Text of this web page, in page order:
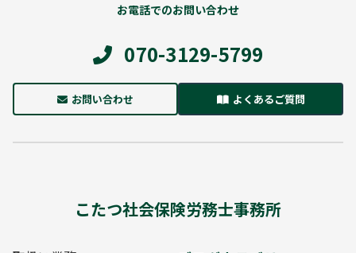
お電話でのお問い合わせ
070-3129-5799
お問い合わせ よくあるご質問
こたつ社会保険労務士事務所